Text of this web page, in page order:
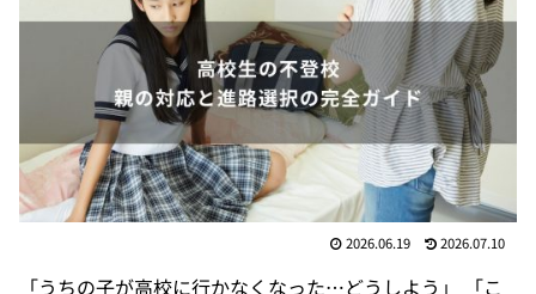
2026.06.19 2026.07.10
「うちの子が高校に行かなくなった…どうしよう」 「こ